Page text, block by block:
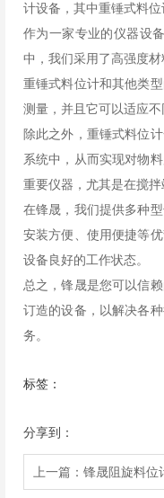
计设备，其中重锤式料位
作为一家专业的仪器设
中，我们采用了高强度
重锤式料位计和其他类
测量，并且它可以适应不
除此之外，重锤式料位
系统中，从而实现对物
重要仪器，尤其是在搅
在锋晟，我们提供多种
安装方便、使用便捷等
设备良好的工作状态。
总之，锋晟是您可以信
订造的设备，以解决各
务。
标签：
分享到：
上一篇： 锋晟阻旋料位